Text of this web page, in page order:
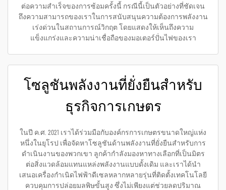
ต่อความสำเร็จของการซ้อมครั้งนี้ กรณีนี้เป็นตัวอย่างที่ชัดเจน
ถึงความสามารถของเราในการสนับสนุนความต้องการพลังงาน
เร่งด่วนในสถานการณ์วิกฤต โดยแสดงให้เห็นถึงความ
แข็งแกร่งและความน่าเชื่อถือของมอเตอร์ปั่นไฟของเรา
โซลูชันพลังงานที่ยั่งยืนสำหรับ
ธุรกิจการเกษตร
ในปี ค.ศ. 2021 เราได้ร่วมมือกับองค์กรการเกษตรขนาดใหญ่แห่ง
หนึ่งในยุโรป เพื่อจัดหาโซลูชันด้านพลังงานที่ยั่งยืนสำหรับการ
ดำเนินงานของพวกเขา ลูกค้ากำลังมองหาทางเลือกที่เป็นมิตร
ต่อสิ่งแวดล้อมแทนแหล่งพลังงานแบบดั้งเดิม และเราได้นำ
เสนอเครื่องกำเนิดไฟฟ้าดีเซลหลากหลายรุ่นที่ติดตั้งเทคโนโลยี
ควบคุมการปล่อยมลพิษขั้นสูง ซึ่งไม่เพียงแต่ช่วยลดปริมาณ